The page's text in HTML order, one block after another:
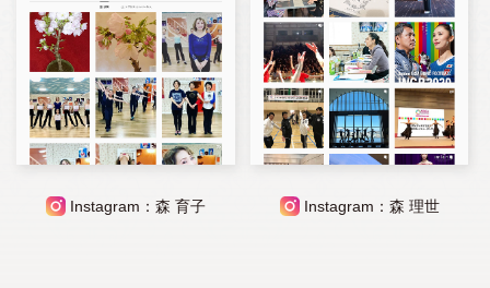
Instagram：森 育子 Instagram：森 理世